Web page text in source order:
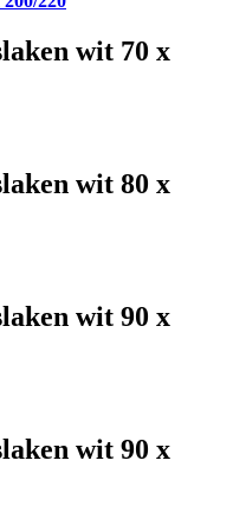
wit 70 x
wit 80 x
wit 90 x
wit 90 x